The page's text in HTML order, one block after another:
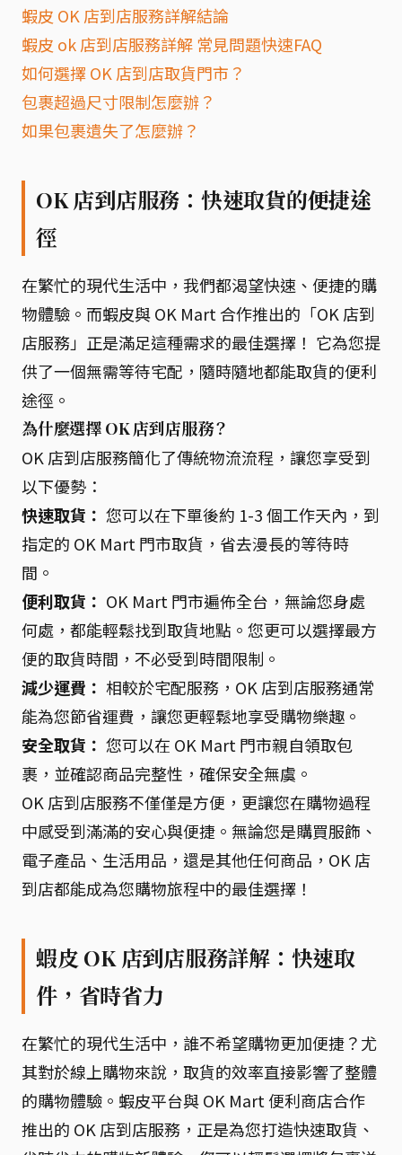
蝦皮 OK 店到店服務詳解結論
蝦皮 ok 店到店服務詳解 常見問題快速FAQ
如何選擇 OK 店到店取貨門市？
包裹超過尺寸限制怎麼辦？
如果包裹遺失了怎麼辦？
OK 店到店服務：快速取貨的便捷途
徑
在繁忙的現代生活中，我們都渴望快速、便捷的購
物體驗。而蝦皮與 OK Mart 合作推出的「OK 店到
店服務」正是滿足這種需求的最佳選擇！ 它為您提
供了一個無需等待宅配，隨時隨地都能取貨的便利
途徑。
為什麼選擇 OK 店到店服務？
OK 店到店服務簡化了傳統物流流程，讓您享受到
以下優勢：
快速取貨： 您可以在下單後約 1-3 個工作天內，到
指定的 OK Mart 門市取貨，省去漫長的等待時
間。
便利取貨： OK Mart 門市遍佈全台，無論您身處
何處，都能輕鬆找到取貨地點。您更可以選擇最方
便的取貨時間，不必受到時間限制。
減少運費： 相較於宅配服務，OK 店到店服務通常
能為您節省運費，讓您更輕鬆地享受購物樂趣。
安全取貨： 您可以在 OK Mart 門市親自領取包
裹，並確認商品完整性，確保安全無虞。
OK 店到店服務不僅僅是方便，更讓您在購物過程
中感受到滿滿的安心與便捷。無論您是購買服飾、
電子產品、生活用品，還是其他任何商品，OK 店
到店都能成為您購物旅程中的最佳選擇！
蝦皮 OK 店到店服務詳解：快速取
件，省時省力
在繁忙的現代生活中，誰不希望購物更加便捷？尤
其對於線上購物來說，取貨的效率直接影響了整體
的購物體驗。蝦皮平台與 OK Mart 便利商店合作
推出的 OK 店到店服務，正是為您打造快速取貨、